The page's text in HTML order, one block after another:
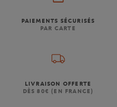
PAIEMENTS SÉCURISÉS
PAR CARTE
LIVRAISON OFFERTE
DÈS 80€ (EN FRANCE)